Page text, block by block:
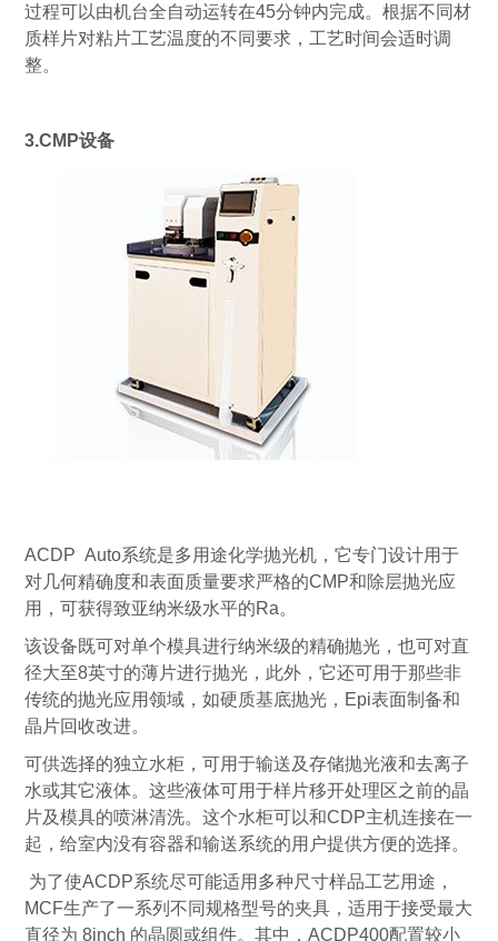
过程可以由机台全自动运转在45分钟内完成。根据不同材
质样片对粘片工艺温度的不同要求，工艺时间会适时调
整。
3.CMP设备
ACDP Auto系统是多用途化学抛光机，它专门设计用于
对几何精确度和表面质量要求严格的CMP和除层抛光应
用，可获得致亚纳米级水平的Ra。
该设备既可对单个模具进行纳米级的精确抛光，也可对直
径大至8英寸的薄片进行抛光，此外，它还可用于那些非
传统的抛光应用领域，如硬质基底抛光，Epi表面制备和
晶片回收改进。
可供选择的独立水柜，可用于输送及存储抛光液和去离子
水或其它液体。这些液体可用于样片移开处理区之前的晶
片及模具的喷淋清洗。这个水柜可以和CDP主机连接在一
起，给室内没有容器和输送系统的用户提供方便的选择。
为了使ACDP系统尽可能适用多种尺寸样品工艺用途，
MCF生产了一系列不同规格型号的夹具，适用于接受最大
直径为 8inch 的晶圆或组件。其中，ACDP400配置较小